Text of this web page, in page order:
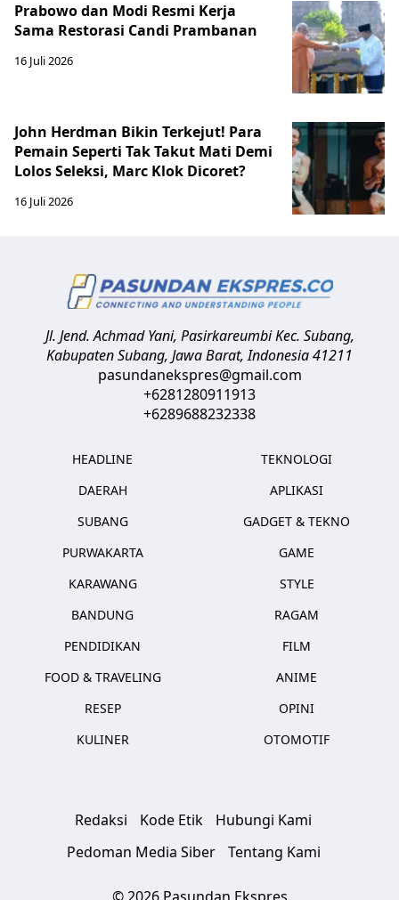
Prabowo dan Modi Resmi Kerja
Sama Restorasi Candi Prambanan
16 Juli 2026
John Herdman Bikin Terkejut! Para
Pemain Seperti Tak Takut Mati Demi
Lolos Seleksi, Marc Klok Dicoret?
16 Juli 2026
Jl. Jend. Achmad Yani, Pasirkareumbi Kec. Subang,
Kabupaten Subang, Jawa Barat,Indonesia41211
pasundanekspres@gmail.com
+6281280911913
+6289688232338
HEADLINE
DAERAH
SUBANG
PURWAKARTA
KARAWANG
BANDUNG
PENDIDIKAN
FOOD & TRAVELING
RESEP
KULINER
TEKNOLOGI
APLIKASI
GADGET & TEKNO
GAME
STYLE
RAGAM
FILM
ANIME
OPINI
OTOMOTIF
Redaksi Kode Etik
Hubungi Kami
Pedoman Media Siber
Tentang Kami